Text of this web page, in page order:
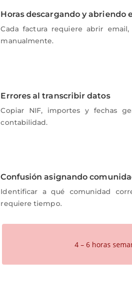
Horas descargando y abriendo
Cada factura requiere abrir
manualmente.
Errores al transcribir datos
Copiar NIF, importes y fechas
contabilidad.
Confusión asignando
Identificar a qué comunidad
requiere tiempo.
4 – 6 horas